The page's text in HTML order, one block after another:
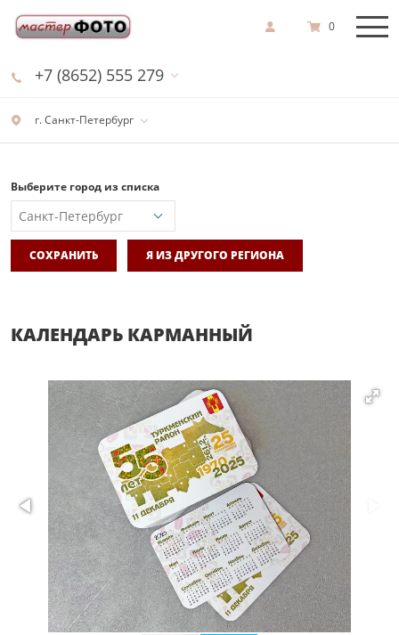
г. Санкт-Петербург
+7 (8652) 555 279
0
Выберите город из списка
СОХРАНИТЬ Я ИЗ ДРУГОГО РЕГИОНА
КАЛЕНДАРЬ КАРМАННЫЙ